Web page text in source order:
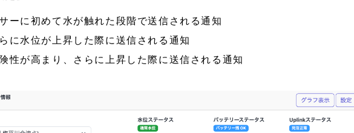
ーに初めて水が触れた段階で送信される通知
に水位が上昇した際に送信される通知
性が高まり、さらに上昇した際に送信される通知